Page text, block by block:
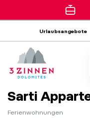
Urlaubsangebote
Sarti
Ferienwohnungen